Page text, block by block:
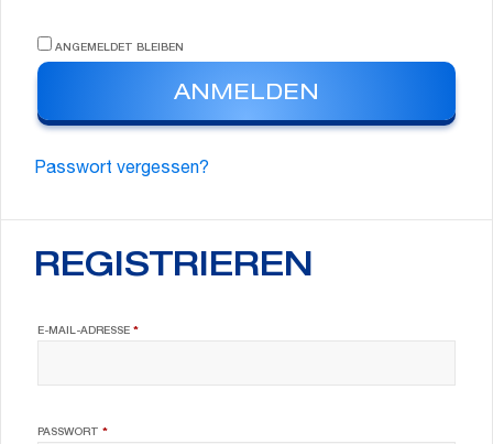
ANGEMELDET BLEIBEN
ANMELDEN
Passwort vergessen?
REGISTRIEREN
E-MAIL-ADRESSE *ERFORDERLICH
PASSWORT *ERFORDERLICH